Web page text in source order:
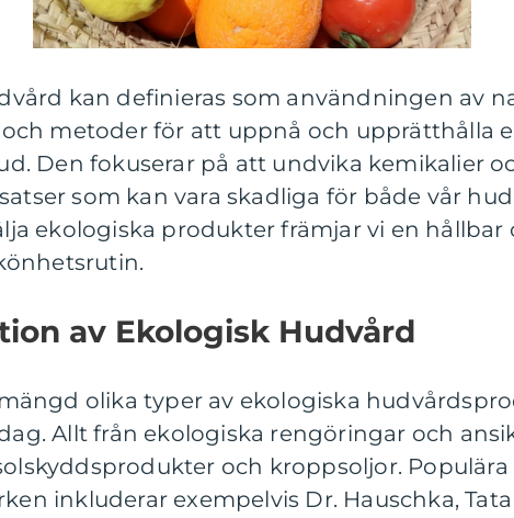
kan definieras som användningen av
metoder för att uppnå och upprätthålla
Den fokuserar på att undvika kemikalier
som kan vara skadliga för både vår
ekologiska produkter främjar vi en hållbar
av Ekologisk Hudvård
olika typer av ekologiska
Allt från ekologiska rengöringar och
och kroppsoljor. Populära
inkluderar exempelvis Dr. Hauschka,